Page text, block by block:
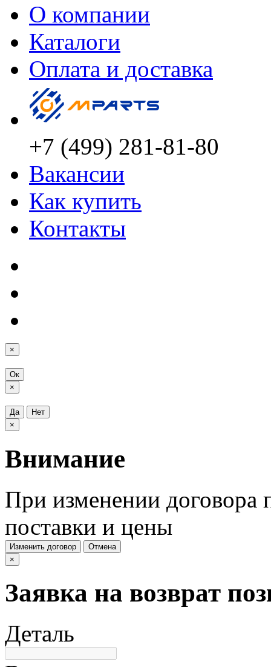
О компании
Каталоги
Оплата и доставка
+7 (499) 281-81-80
Вакансии
Как купить
Контакты
×
Ок
×
Да
Нет
×
Внимание
При изменении договора
поставки и цены
Изменить договор
Отмена
×
Заявка на возврат
Деталь